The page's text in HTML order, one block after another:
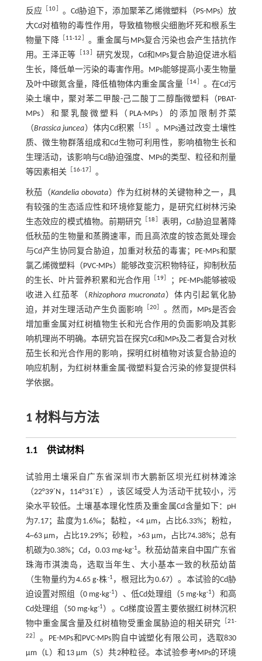
反应
10
。Cd胁迫下，添加聚苯乙烯微塑料（PS-MPs）放
大Cd对植物的毒性作用，导致植物根尖细胞坏死和根系生
物量下降［ 11-12
。重金属与MPs复合污染也会产生拮抗作
用。王泽正等
13
研究发现，Cd和MPs复合胁迫促进水稻
生长，降低单一污染的毒害作用。MPs能够提高小麦生物量
及叶中碳氮含量，降低植物体内重金属含量
14
。在Cd污
染土壤中，聚对苯二甲酸-己二酸丁二醇酯微塑料（PBAT-
MPs）和聚乳酸微塑料（PLA-MPs）的添加限制芥菜
（Brassica juncea）体内Cd积累 15
。MPs通过改变土壤性
质、微生物群落组成和Cd生物可利用性，影响植物生长和
生理活动，该影响与Cd胁迫强度、MPs的类型、粒径和剂量
等因素相关
16-17］ 。
秋茄（Kandelia obovata）作为红树林的关键物种之一，具
有较强的生态适应性和环境修复能力，是研究红树林污染
生态效应的模式植物。前期研究
18
表明，Cd胁迫显著降
低秋茄的生物量和蒸腾速率，而且高浓度的铵态氮处理会
与Cd产生协同复合胁迫，加重对秋茄的毒害；PE-MPs和聚
氯乙烯微塑料（PVC-MPs）能够改变沉积物特征，抑制秋茄
的生长、叶片营养积累和光合作用
19
；PE-MPs能够被吸
收进入红茄苳（Rhizophora mucronata）体内引起氧化胁
迫，并对生理活动产生负面影响
［20
。然而，MPs是否会
增加重金属对红树植物生长和光合作用的负面影响及其影
响机理尚不明确。本研究旨在探究Cd和MPs及二者复合对秋
茄生长和光合作用的影响，探明红树植物对该复合胁迫的
响应机制，为红树林重金属-微塑料复合污染的修复提供科
学依据。
1材料与方法
1.1供试材料
试验用土壤采自广东省深圳市大鹏新区坝光红树林滩涂
（22°39´N，114°31´E），该区域受人为活动干扰较小，污
染水平较低。土壤基本理化性质及重金属Cd含量如下：pH
为7.17；盐度为1.6‰；黏粒，<4 μm，占比6.33%；粉粒，
4~63 μm，占比19.29%；砂粒，>63 μm，占比74.38%；总有
机碳为0.38%；Cd，0.03 mg·kg-1。秋茄幼苗来自中国广东省
珠海市淇澳岛，选取当年生、大小基本一致的秋茄幼苗
（生物量约为4.65 g·株-1 ，根冠比为0.67）。本试验的Cd胁
迫设置对照组（0 mg·kg-1）、低Cd处理组（5 mg·kg-1）和高
Cd处理组（50 mg·kg-1）。Cd梯度设置主要依据红树林沉积
物中重金属含量及红树植物受重金属胁迫的相关研究 ［21-
22
。PE-MPs和PVC-MPs购自中诚塑化有限公司，选取830
μm（L）和13 μm（S）共2种粒径。本试验参考MPs的环境